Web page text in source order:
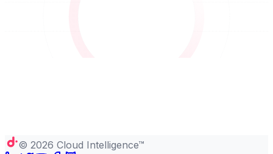
© 2026 Cloud Intelligence™